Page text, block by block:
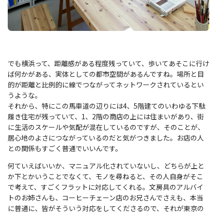
でも横浜って、距離感がある程度残っていて、歩いてあそこに行け
ば何かがある、実体としての都市空間があるんですね。場所と目
的が距離と比例的に線でつながってネットワークされているとい
うような。
それから、特にこの馬車道の辺りには4、5階建てのいわゆる下駄
履き住宅が残っていて、1、2階の商店の上には住まいがあり、街
に生活のスケールや気配が混在しているのですが、そのことが、
居心地のよさにつながっているのだと気がつきました。お店の人
との関係もすごく普通でいいんです。
何ていえばいいか、マニュアル化されていないし、どちらが上と
か下とかいうことでなくて、モノを尋ねると、その人自身がそこ
で考えて、すごくフラットに対応してくれる。文房具のアルバイ
トのお姉さんも、コーヒーチェーン店のお兄さんでさえも、本当
に普通に、皆がそういう対応をしてくださるので、それが東京の